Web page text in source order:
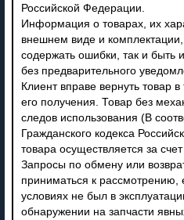
Российской Федерации.
Информация о товарах, их
внешнем виде и
содержать ошибки, так и быть
без предварительного
Клиент вправе вернуть товар
его получения. Товар без
следов использования (В
Гражданского кодекса
товара осуществляется за счет
Запросы по обмену или
приниматься к рассмотрению,
условиях не был в
обнаружении на запчасти